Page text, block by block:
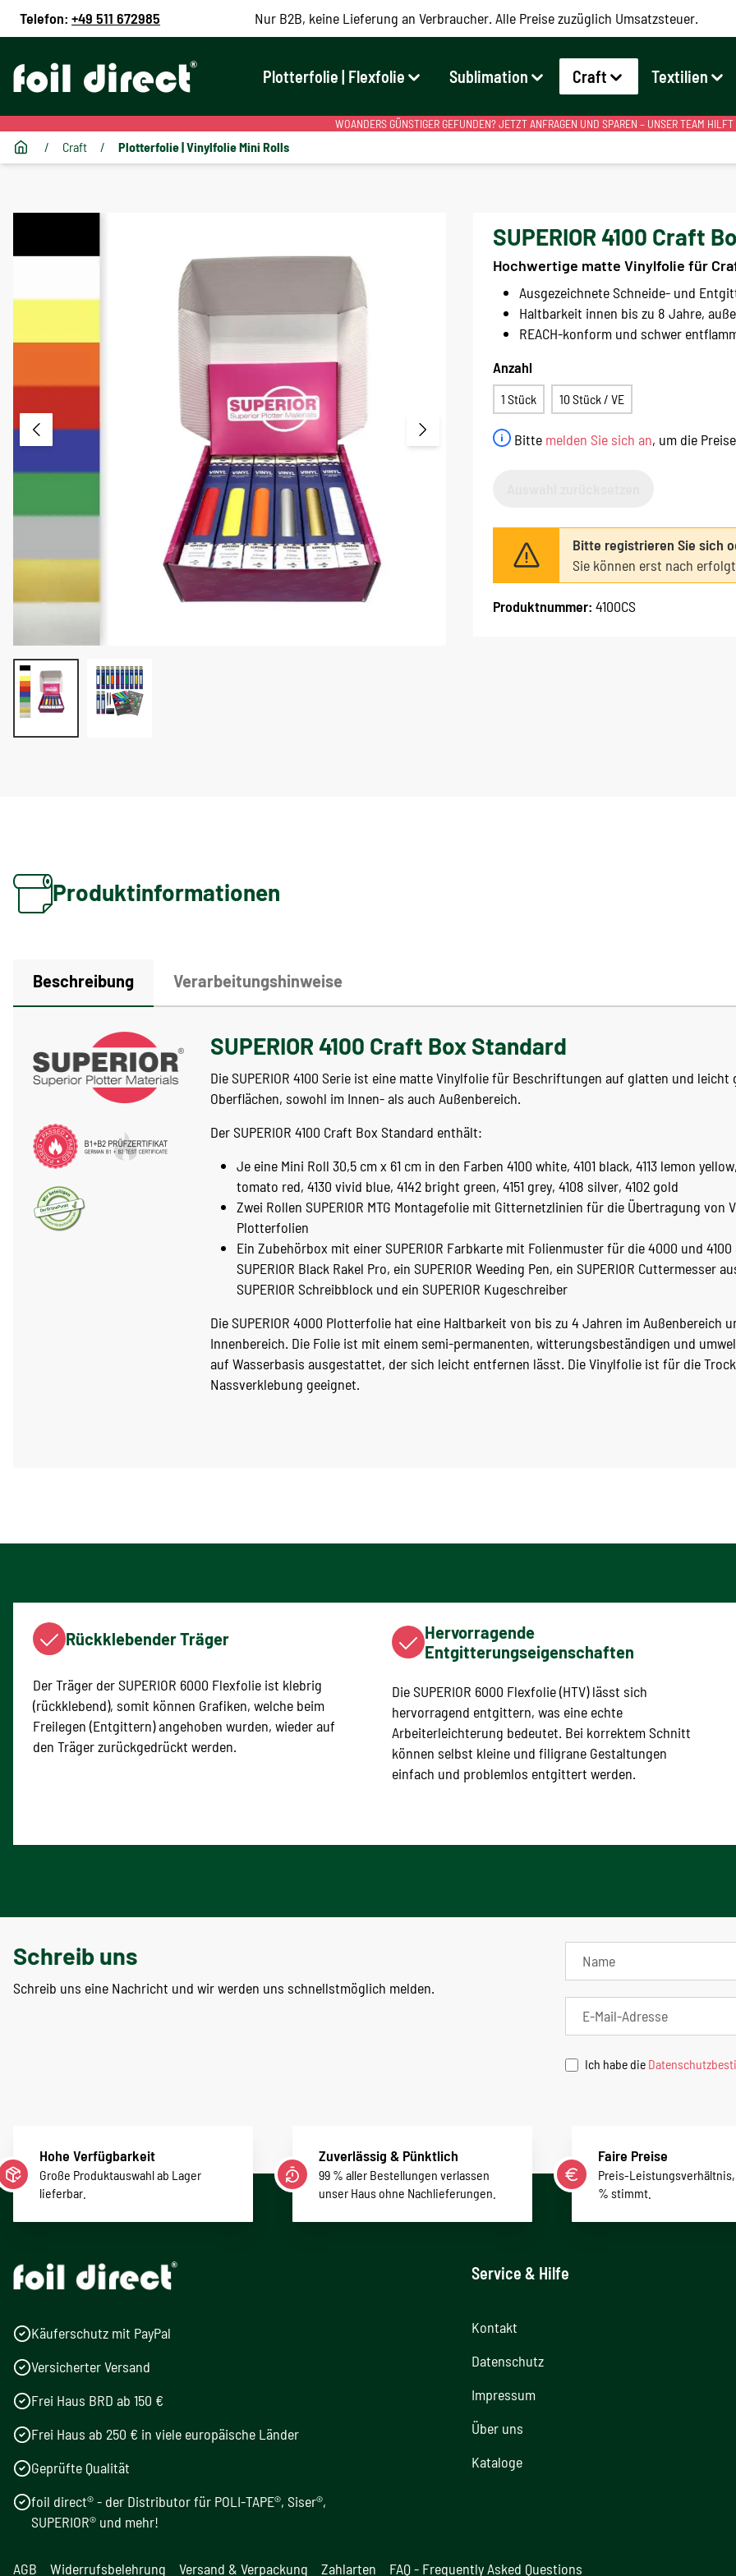
Telefon: +49 511 672985 Nur B2B, keine Lieferung an Verbraucher. Alle Preise zuzüglich Umsatzsteuer.
Plotterfolie | Flexfolie Sublimation Craft Textilien
WOANDERS GÜNSTIGER GEFUNDEN? JETZT ANFRAGEN UND SPAREN – UNSER TEAM HILFT
/ Craft / Plotterfolie | Vinylfolie Mini Rolls
SUPERIOR 4100 Craft
Hochwertige matte Vinylfolie für
Ausgezeichnete Schneide- und
Haltbarkeit innen bis zu 8 Jahre,
REACH-konform und schwer
Bitte melden Sie sich an, um die
Anzahl
1 Stück 10 Stück / VE
Bitte registrieren Sie sich
Sie können erst nach
Produktnummer: 4100CS
Produktinformationen
Beschreibung Verarbeitungshinweise
SUPERIOR 4100 Craft Box Standard
Die SUPERIOR 4100 Serie ist eine matte Vinylfolie für Beschriftungen auf glatten und leicht
Oberflächen, sowohl im Innen- als auch Außenbereich.
Der SUPERIOR 4100 Craft Box Standard enthält:
Je eine Mini Roll 30,5 cm x 61 cm in den Farben 4100 white, 4101 black, 4113 lemon
tomato red, 4130 vivid blue, 4142 bright green, 4151 grey, 4108 silver, 4102 gold
Zwei Rollen SUPERIOR MTG Montagefolie mit Gitternetzlinien für die Übertragung von
Plotterfolien
Ein Zubehörbox mit einer SUPERIOR Farbkarte mit Folienmuster für die 4000 und 4100
SUPERIOR Black Rakel Pro, ein SUPERIOR Weeding Pen, ein SUPERIOR Cuttermesser
SUPERIOR Schreibblock und ein SUPERIOR Kugeschreiber
Die SUPERIOR 4000 Plotterfolie hat eine Haltbarkeit von bis zu 4 Jahren im Außenbereich
Innenbereich. Die Folie ist mit einem semi-permanenten, witterungsbeständigen und
auf Wasserbasis ausgestattet, der sich leicht entfernen lässt. Die Vinylfolie ist für die
Nassverklebung geeignet.
Rückklebender Träger
Der Träger der SUPERIOR 6000 Flexfolie ist klebrig
(rückklebend), somit können Grafiken, welche beim
Freilegen (Entgittern) angehoben wurden, wieder auf
den Träger zurückgedrückt werden.
Hervorragende
Entgitterungseigenschaften
Die SUPERIOR 6000 Flexfolie (HTV) lässt sich
hervorragend entgittern, was eine echte
Arbeiterleichterung bedeutet. Bei korrektem Schnitt
können selbst kleine und filigrane Gestaltungen
einfach und problemlos entgittert werden.
Schreib uns
Schreib uns eine Nachricht und wir werden uns schnellstmöglich melden.
Ich habe die
Hohe Verfügbarkeit
Große Produktauswahl ab Lager
lieferbar.
Zuverlässig & Pünktlich
99 % aller Bestellungen verlassen
unser Haus ohne Nachlieferungen.
Faire Preise
Preis-Leistungsverhältnis,
% stimmt.
Käuferschutz mit PayPal
Versicherter Versand
Frei Haus BRD ab 150 €
Frei Haus ab 250 € in viele europäische Länder
Geprüfte Qualität
foil direct® - der Distributor für POLI-TAPE®, Siser®,
SUPERIOR® und mehr!
Service & Hilfe
Kontakt
Datenschutz
Impressum
Über uns
Kataloge
AGB Widerrufsbelehrung Versand & Verpackung Zahlarten FAQ - Frequently Asked Questions